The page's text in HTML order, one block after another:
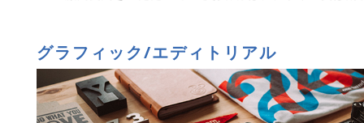
グラフィック/エディトリアル